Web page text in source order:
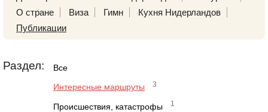
О стране
Виза Гимн
Кухня Нидерландов
Публикации
Раздел: Все
Интересные маршруты 3
Происшествия, катастрофы 1